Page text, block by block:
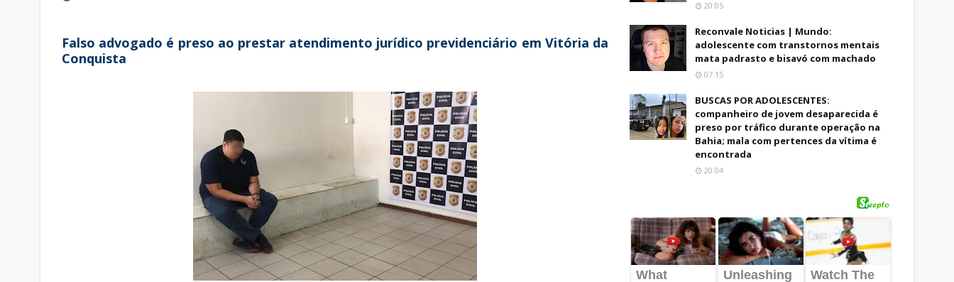
Falso advogado é preso ao prestar atendimento jurídico previdenciário em Vitória da
Conquista
20:05
Reconvale Noticias | Mundo:
adolescente com transtornos mentais
mata padrasto e bisavó com machado
07:15
BUSCAS POR ADOLESCENTES:
companheiro de jovem desaparecida é
preso por tráfico durante operação na
Bahia; mala com pertences da vítima é
encontrada
20:04